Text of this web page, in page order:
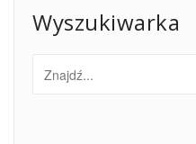
Wyszukiwarka